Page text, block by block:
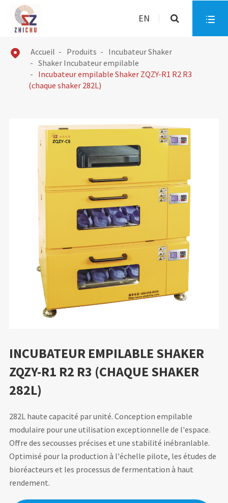
EN 
 Accueil Produits
Incubateur Shaker
Shaker Incubateur empilable
Incubateur empilable Shaker ZQZY-R1 R2 R3
(chaque shaker 282L)
INCUBATEUR EMPILABLE SHAKER
ZQZY-R1 R2 R3 (CHAQUE SHAKER
282L)
282L haute capacité par unité. Conception empilable
modulaire pour une utilisation exceptionnelle de l'espace.
Offre des secousses précises et une stabilité inébranlable.
Optimisé pour la production à l'échelle pilote, les études de
bioréacteurs et les processus de fermentation à haut
rendement.